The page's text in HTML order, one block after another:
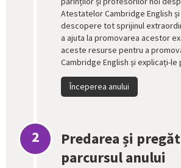
Atestatelor Cambridge English
descopere tot sprijinul
a ajuta la promovarea acestor
aceste resurse pentru a
Cambridge English și explicați-
Începerea anului
2
Predarea și
parcursul anului